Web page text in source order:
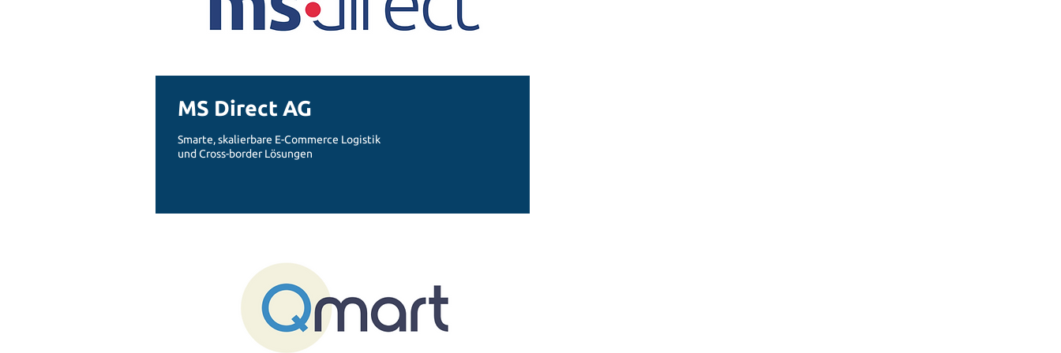
MS Direct AG
Smarte, skalierbare E-Commerce Logistik
und Cross-border Lösungen